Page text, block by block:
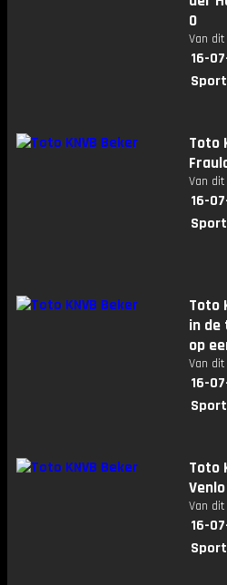
0
Van
16-
Toto
Van
16-
Toto
in de
op
Van
16-
Toto
Van
16-